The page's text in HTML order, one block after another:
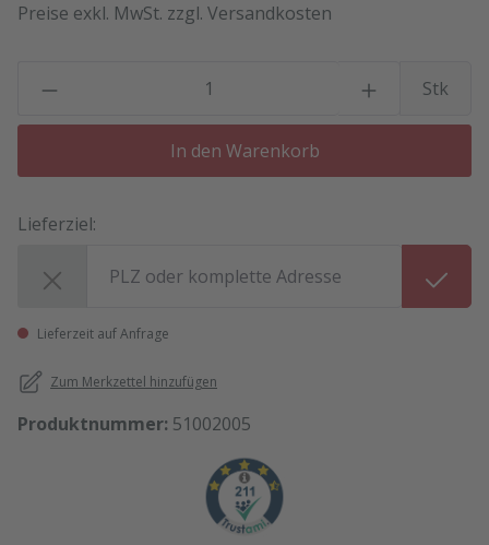
Preise exkl. MwSt. zzgl. Versandkosten
Stk
In den Warenkorb
Lieferziel:
Lieferzeit auf Anfrage
Zum Merkzettel hinzufügen
Produktnummer: 51002005